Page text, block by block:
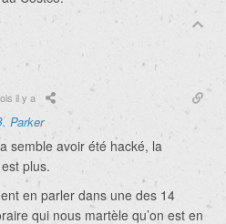
il y a
Parker
semble avoir été hacké, la
plus.
en parler dans une des 14
qui nous martèle qu’on est en